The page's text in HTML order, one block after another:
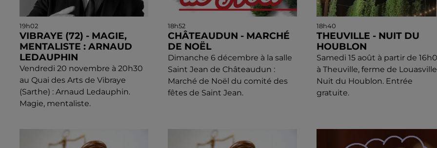
19h02
VIBRAYE (72) - MAGIE,
MENTALISTE : ARNAUD
LEDAUPHIN
Vendredi 20 novembre à 20h30
au Quai des Arts de Vibraye
(Sarthe) : Arnaud Ledauphin.
Magie, mentaliste.
18h52
CHÂTEAUDUN - MARCHÉ
DE NOËL
Dimanche 6 décembre à la salle
Saint Jean de Châteaudun :
Marché de Noël du comité des
fêtes de Saint Jean.
18h40
THEUVILLE - NUIT DU
HOUBLON
Samedi 15 août à partir de
à Theuville, ferme de Louasville
Nuit du Houblon. Entrée
gratuite.